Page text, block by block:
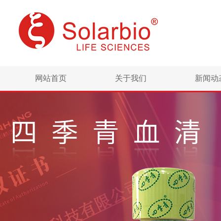
网站首页 关于我们 新闻动